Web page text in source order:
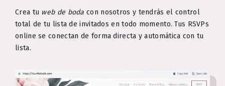
Crea tu web de boda con nosotros y tendrás el control
total de tu lista de invitados en todo momento. Tus RSVPs
online se conectan de forma directa y automática con tu
lista.